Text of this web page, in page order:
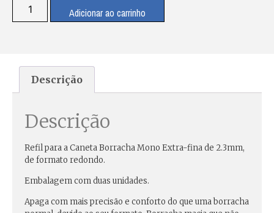
Adicionar ao carrinho
Descrição
Descrição
Refilpara a Caneta Borracha Mono Extra-fina de 2.3mm,
de formato redondo.
Embalagem comduas unidades.
Apaga com mais precisão e conforto do que uma borracha